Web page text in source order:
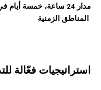
مدار 24 ساعة، خمسة
استراتيجيات فعّالة